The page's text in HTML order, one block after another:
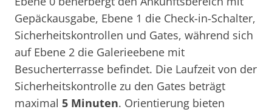
Gepäckausgabe, Ebene 1 die Check-in-Schalter,
Sicherheitskontrollen und Gates, während sich
auf Ebene 2 die Galerieebene mit
Besucherterrasse befindet. Die Laufzeit von der
Sicherheitskontrolle zu den Gates beträgt
maximal 5 Minuten. Orientierung bieten